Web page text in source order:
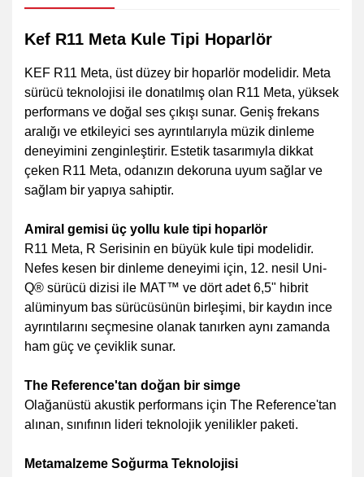
Kef R11 Meta Kule Tipi Hoparlör
KEF R11 Meta, üst düzey bir hoparlör modelidir. Meta
sürücü teknolojisi ile donatılmış olan R11 Meta, yüksek
performans ve doğal ses çıkışı sunar. Geniş frekans
aralığı ve etkileyici ses ayrıntılarıyla müzik dinleme
deneyimini zenginleştirir. Estetik tasarımıyla dikkat
çeken R11 Meta, odanızın dekoruna uyum sağlar ve
sağlam bir yapıya sahiptir.
Amiral gemisi üç yollu kule tipi hoparlör
R11 Meta, R Serisinin en büyük kule tipi modelidir.
Nefes kesen bir dinleme deneyimi için, 12. nesil Uni-
Q® sürücü dizisi ile MAT™ ve dört adet 6,5" hibrit
alüminyum bas sürücüsünün birleşimi, bir kaydın ince
ayrıntılarını seçmesine olanak tanırken aynı zamanda
ham güç ve çeviklik sunar.
The Reference'tan doğan bir simge
Olağanüstü akustik performans için The Reference'tan
alınan, sınıfının lideri teknolojik yenilikler paketi.
Metamalzeme Soğurma Teknolojisi